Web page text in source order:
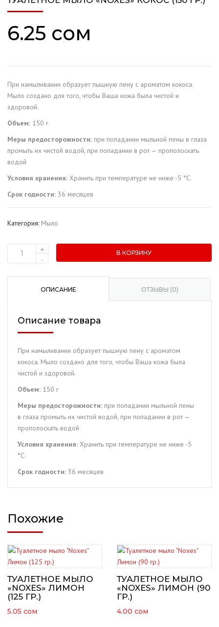
6.25 сом
При намыливании образует пышную пену с ароматом кокоса.
Мыло создано для того, чтобы Ваша кожа была чистой и
здоровой.
Объем: 150 г
Меры предосторожности: при попадании мыльной пены в глаза
промыть их чистой водой, при попадании в рот — прополоскать
водой
Условия хранения: Хранить при температуре не ниже -5 °C.
Срок годности: 36 месяцев
Категория: Мыло
Количество
Туалетное
(150
+
-
В КОРЗИНУ
ОПИСАНИЕ ОТЗЫВЫ (0)
Описание товара
При намыливании образует пышную пену с ароматом
кокоса. Мыло создано для того, чтобы Ваша кожа была
чистой и здоровой.
Объем: 150 г
Меры предосторожности: при попадании мыльной пены
в глаза промыть их чистой водой, при попадании в рот —
прополоскать водой
Условия хранения: Хранить при температуре не ниже -5
°C.
Срок годности: 36 месяцев
Похожие
ТУАЛЕТНОЕ МЫЛО
«NOXES» ЛИМОН
(125 ГР.)
5.05 сом
ТУАЛЕТНОЕ МЫЛО
«NOXES» ЛИМОН (90
ГР.)
4.00 сом